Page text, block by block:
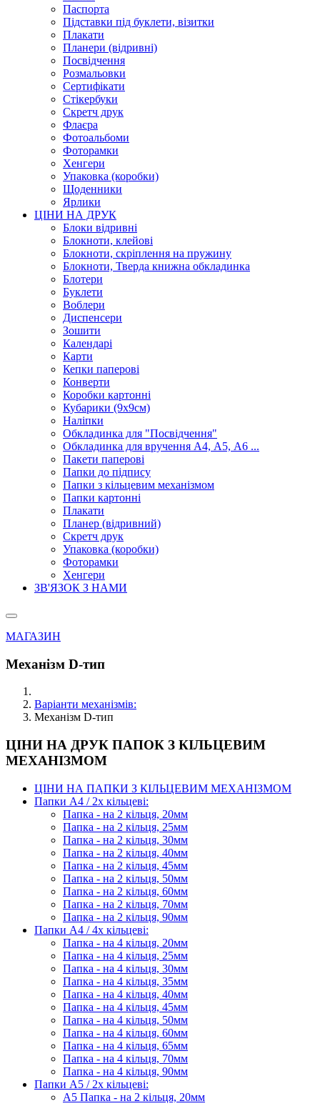
Паспорта
Підставки під буклети, візитки
Плакати
Планери (відривні)
Посвідчення
Розмальовки
Сертифікати
Стікербуки
Скретч друк
Флаєра
Фотоальбоми
Фоторамки
Хенгери
Упаковка (коробки)
Щоденники
Ярлики
ЦІНИ НА ДРУК
Блоки відривні
Блокноти, клейові
Блокноти, скріплення на пружину
Блокноти, Тверда книжна обкладинка
Блотери
Буклети
Воблери
Диспенсери
Зошити
Календарі
Карти
Кепки паперові
Конверти
Коробки картонні
Кубарики (9х9см)
Наліпки
Обкладинка для "Посвідчення"
Обкладинка для вручення А4, А5, А6 ...
Пакети паперові
Папки до підпису
Папки з кільцевим механізмом
Папки картонні
Плакати
Планер (відривний)
Скретч друк
Упаковка (коробки)
Фоторамки
Хенгери
ЗВ'ЯЗОК З НАМИ
МАГАЗИН
Механізм D-тип
Варіанти механізмів:
Механізм D-тип
ЦІНИ НА ДРУК ПАПОК З КІЛЬЦЕВИМ
МЕХАНІЗМОМ
ЦІНИ НА ПАПКИ З КІЛЬЦЕВИМ МЕХАНІЗМОМ
Папки А4 / 2х кільцеві:
Папка - на 2 кільця, 20мм
Папка - на 2 кільця, 25мм
Папка - на 2 кільця, 30мм
Папка - на 2 кільця, 40мм
Папка - на 2 кільця, 45мм
Папка - на 2 кільця, 50мм
Папка - на 2 кільця, 60мм
Папка - на 2 кільця, 70мм
Папка - на 2 кільця, 90мм
Папки А4 / 4х кільцеві:
Папка - на 4 кільця, 20мм
Папка - на 4 кільця, 25мм
Папка - на 4 кільця, 30мм
Папка - на 4 кільця, 35мм
Папка - на 4 кільця, 40мм
Папка - на 4 кільця, 45мм
Папка - на 4 кільця, 50мм
Папка - на 4 кільця, 60мм
Папка - на 4 кільця, 65мм
Папка - на 4 кільця, 70мм
Папка - на 4 кільця, 90мм
Папки А5 / 2х кільцеві:
А5 Папка - на 2 кільця, 20мм